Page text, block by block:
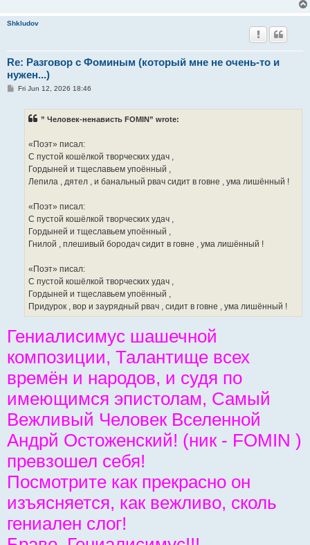
Shkludov
Re: Разговор с Фоминым (который мне не очень-то и
нужен...)
PFri Jun 12, 2026 18:46
” Человек-ненависть FOMIN” wrote:
«Поэт» писал:
С пустой кошёлкой творческих удач ,
Гордыней и тщеславьем упоённый ,
Лепила , дятел , и банальный рвач сидит в говне , ума лишённый !
«Поэт» писал:
С пустой кошёлкой творческих удач ,
Гордыней и тщеславьем упоённый ,
Гнилой , плешивый бородач сидит в говне , ума лишённый !
«Поэт» писал:
С пустой кошёлкой творческих удач ,
Гордыней и тщеславьем упоённый ,
Придурок , вор и заурядный рвач , сидит в говне , ума лишённый !
Гениалисимус шашечной
композиции, Талантище всех
времён и народов, и судя по
имеющимся эпистолам, Самый
Вежливый Человек Вселенной
Андрй Остоженский! (ник - FOMIN )
превзошел себя!
Посмотрите как прекрасно он
изъясняется, как вежливо, сколь
гениален слог!